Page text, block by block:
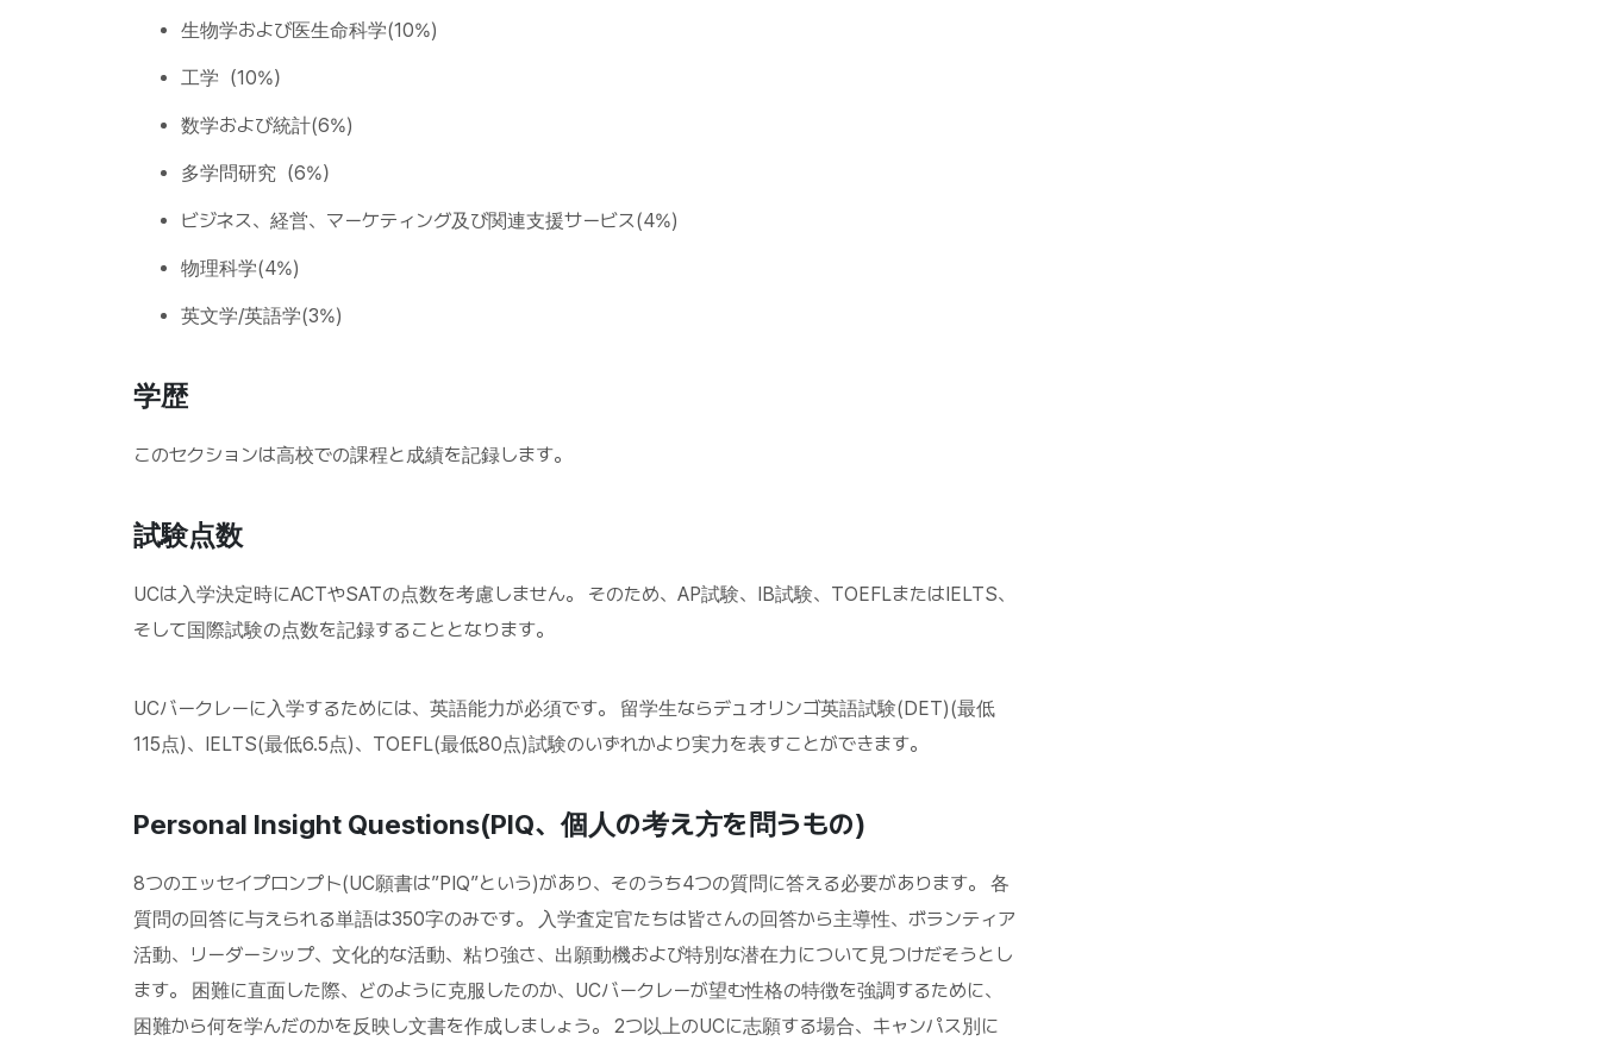
生物学および医生命科学(10%)
工学（10%）
数学および統計(6%)
多学問研究（6%）
ビジネス、経営、マーケティング及び関連支援サービス(4%)
物理科学(4%)
英文学/英語学(3%)
学歴
このセクションは高校での課程と成績を記録します。
試験点数
UCは入学決定時にACTやSATの点数を考慮しません。 そのため、AP試験、IB試験、TOEFLまたはIELTS、
そして国際試験の点数を記録することとなります。
UCバークレーに入学するためには、英語能力が必須です。 留学生ならデュオリンゴ英語試験(DET)(最低
115点)、IELTS(最低6.5点)、TOEFL(最低80点)試験のいずれかより実力を表すことができます。
Personal Insight Questions(PIQ、個人の考え方を問うもの)
8つのエッセイプロンプト(UC願書は”PIQ”という)があり、そのうち4つの質問に答える必要があります。 各
質問の回答に与えられる単語は350字のみです。 入学査定官たちは皆さんの回答から主導性、ボランティア
活動、リーダーシップ、文化的な活動、粘り強さ、出願動機および特別な潜在力について見つけだそうとし
ます。 困難に直面した際、どのように克服したのか、UCバークレーが望む性格の特徴を強調するために、
困難から何を学んだのかを反映し文書を作成しましょう。 2つ以上のUCに志願する場合、キャンパス別に